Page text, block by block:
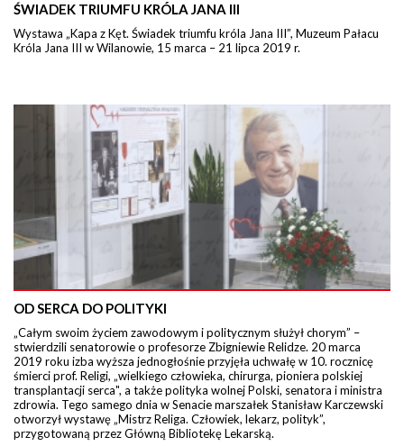
ŚWIADEK TRIUMFU KRÓLA JANA III
Wystawa „Kapa z Kęt. Świadek triumfu króla Jana III”, Muzeum Pałacu
Króla Jana III w Wilanowie, 15 marca – 21 lipca 2019 r.
OD SERCA DO POLITYKI
„Całym swoim życiem zawodowym i politycznym służył chorym” –
stwierdzili senatorowie o profesorze Zbigniewie Relidze. 20 marca
2019 roku izba wyższa jednogłośnie przyjęła uchwałę w 10. rocznicę
śmierci prof. Religi, „wielkiego człowieka, chirurga, pioniera polskiej
transplantacji serca", a także polityka wolnej Polski, senatora i ministra
zdrowia. Tego samego dnia w Senacie marszałek Stanisław Karczewski
otworzył wystawę „Mistrz Religa. Człowiek, lekarz, polityk”,
przygotowaną przez Główną Bibliotekę Lekarską.